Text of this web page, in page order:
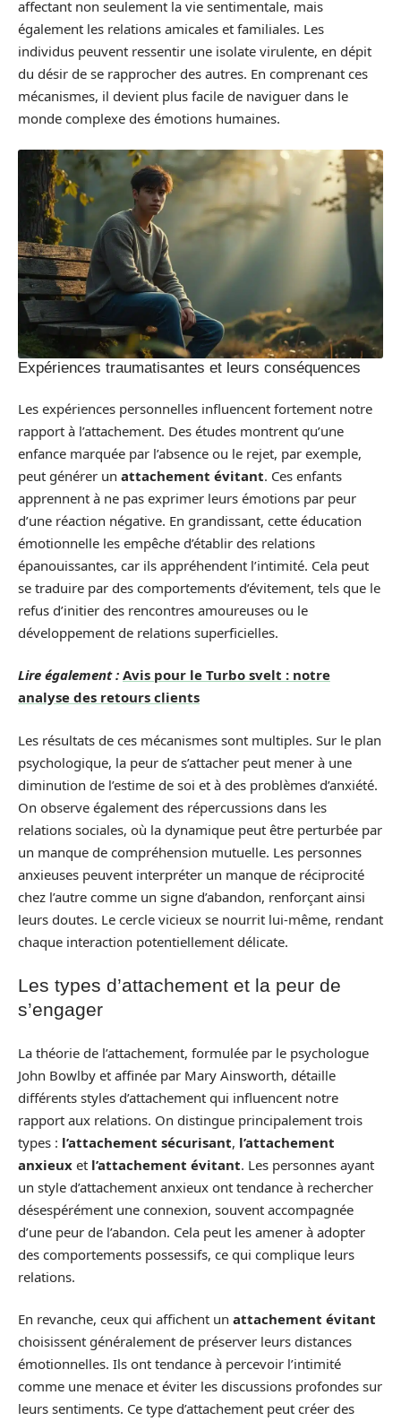
affectant non seulement la vie sentimentale, mais
également les relations amicales et familiales. Les
individus peuvent ressentir une isolate virulente, en dépit
du désir de se rapprocher des autres. En comprenant ces
mécanismes, il devient plus facile de naviguer dans le
monde complexe des émotions humaines.
Expériences traumatisantes et leurs conséquences
Les expériences personnelles influencent fortement notre
rapport à l’attachement. Des études montrent qu’une
enfance marquée par l’absence ou le rejet, par exemple,
peut générer un attachement évitant. Ces enfants
apprennent à ne pas exprimer leurs émotions par peur
d’une réaction négative. En grandissant, cette éducation
émotionnelle les empêche d’établir des relations
épanouissantes, car ils appréhendent l’intimité. Cela peut
se traduire par des comportements d’évitement, tels que le
refus d’initier des rencontres amoureuses ou le
développement de relations superficielles.
Lire également : Avis pour le Turbo svelt : notre
analyse des retours clients
Les résultats de ces mécanismes sont multiples. Sur le plan
psychologique, la peur de s’attacher peut mener à une
diminution de l’estime de soi et à des problèmes d’anxiété.
On observe également des répercussions dans les
relations sociales, où la dynamique peut être perturbée par
un manque de compréhension mutuelle. Les personnes
anxieuses peuvent interpréter un manque de réciprocité
chez l’autre comme un signe d’abandon, renforçant ainsi
leurs doutes. Le cercle vicieux se nourrit lui-même, rendant
chaque interaction potentiellement délicate.
Les types d’attachement et la peur de
s’engager
La théorie de l’attachement, formulée par le psychologue
John Bowlby et affinée par Mary Ainsworth, détaille
différents styles d’attachement qui influencent notre
rapport aux relations. On distingue principalement trois
types : l’attachement sécurisant, l’attachement
anxieux et l’attachement évitant. Les personnes ayant
un style d’attachement anxieux ont tendance à rechercher
désespérément une connexion, souvent accompagnée
d’une peur de l’abandon. Cela peut les amener à adopter
des comportements possessifs, ce qui complique leurs
relations.
En revanche, ceux qui affichent un attachement évitant
choisissent généralement de préserver leurs distances
émotionnelles. Ils ont tendance à percevoir l’intimité
comme une menace et éviter les discussions profondes sur
leurs sentiments. Ce type d’attachement peut créer des